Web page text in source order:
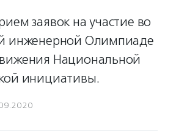
заявок на участие во
инженерной Олимпиаде
Национальной
инициативы.